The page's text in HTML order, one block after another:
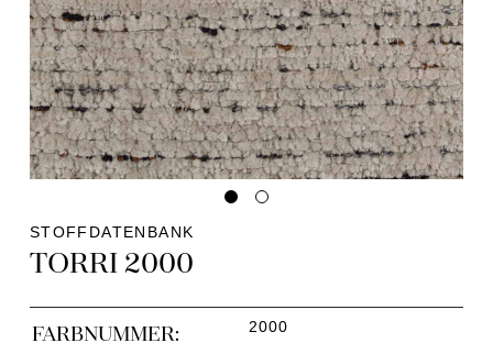
STOFFDATENBANK
TORRI 2000
FARBNUMMER: 2000